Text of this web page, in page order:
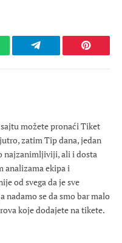
Telegram
sajtu možete pronaći Tiket
zatim Tip dana, jedan
najzanimljiviji, ali i dosta
analizama ekipa i
od svega da je sve
nadamo se da smo bar malo
koje dodajete na tikete.